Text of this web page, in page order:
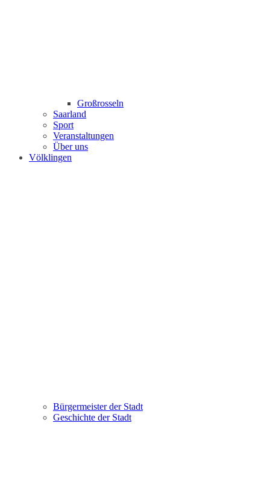
Großrosseln
Saarland
Sport
Veranstaltungen
Über uns
Völklingen
Bürgermeister der Stadt
Geschichte der Stadt